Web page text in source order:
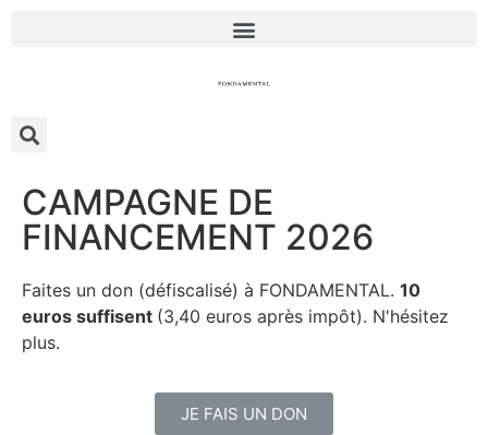
CAMPAGNE DE
FINANCEMENT 2026
Faites un don (défiscalisé) à FONDAMENTAL. 10
euros suffisent (3,40 euros après impôt). N'hésitez
plus.
JE FAIS UN DON